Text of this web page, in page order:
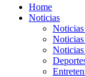
Home
Noticias